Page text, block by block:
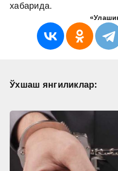
хабарида.
Ўхшаш янгиликлар: